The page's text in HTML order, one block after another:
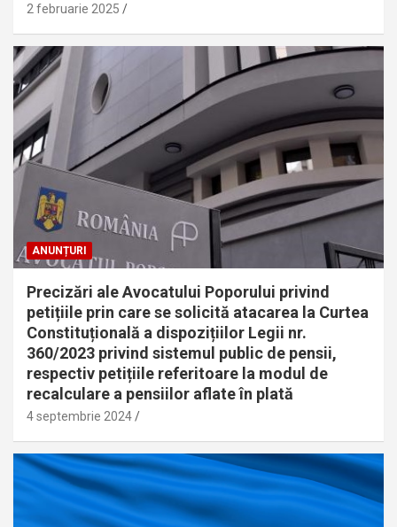
2 februarie 2025
ANUNȚURI
Precizări ale Avocatului Poporului privind
petițiile prin care se solicită atacarea la Curtea
Constituțională a dispozițiilor Legii nr.
360/2023 privind sistemul public de pensii,
respectiv petițiile referitoare la modul de
recalculare a pensiilor aflate în plată
4 septembrie 2024